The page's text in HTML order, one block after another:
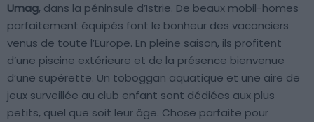
Umag, dans la péninsule d’Istrie. De beaux mobil-homes
parfaitement équipés font le bonheur des vacanciers
venus de toute l’Europe. En pleine saison, ils profitent
d’une piscine extérieure et de la présence bienvenue
d’une supérette. Un toboggan aquatique et une aire de
jeux surveillée au club enfant sont dédiées aux plus
petits, quel que soit leur âge. Chose parfaite pour